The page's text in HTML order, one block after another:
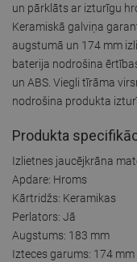
un pārklāts ar izturīgu
Keramiskā galviņa
augstumā un 174 mm
baterija nodrošina
un ABS. Viegli tīrāma
nodrošina produkta
Produkta
Izlietnes jaucējkrāna
Apdare: Hroms
Kārtridžs: Keramikas
Perlators: Jā
Augstums: 183 mm
Izteces garums: 174 mm